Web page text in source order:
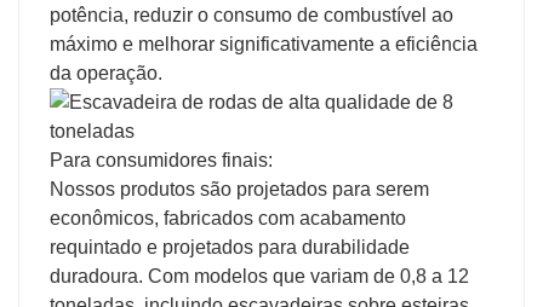
potência, reduzir o consumo de combustível ao
máximo e melhorar significativamente a eficiência
da operação.
Para consumidores finais:
Nossos produtos são projetados para serem
econômicos, fabricados com acabamento
requintado e projetados para durabilidade
duradoura. Com modelos que variam de 0,8 a 12